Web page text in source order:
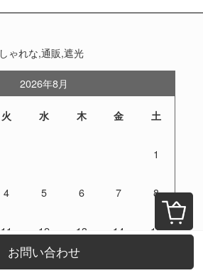
お問い合わせ
2026年8月
火 水 木 金 土
1
4 5 6 7 8
11 12 13 14 15
18 19 20 21 22